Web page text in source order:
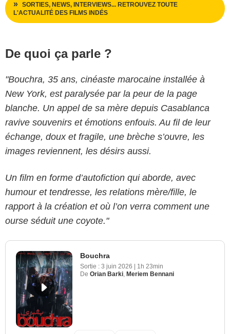
SORTIES, NEWS, INTERVIEWS... RETROUVEZ TOUTE
L'ACTUALITÉ DES FILMS INDÉS
De quoi ça parle ?
"Bouchra, 35 ans, cinéaste marocaine installée à
New York, est paralysée par la peur de la page
blanche. Un appel de sa mère depuis Casablanca
ravive souvenirs et émotions enfouis. Au fil de leur
échange, doux et fragile, une brèche s’ouvre, les
images reviennent, les désirs aussi.
Un film en forme d’autofiction qui aborde, avec
humour et tendresse, les relations mère/fille, le
rapport à la création et où l’on verra comment une
ourse séduit une coyote."
Bouchra
Sortie : 3 juin 2026 | 1h 23min
De Orian Barki Meriem Bennani